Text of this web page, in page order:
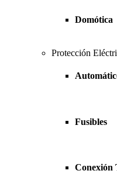
Domótica
Protección
Fusibles
Conexión